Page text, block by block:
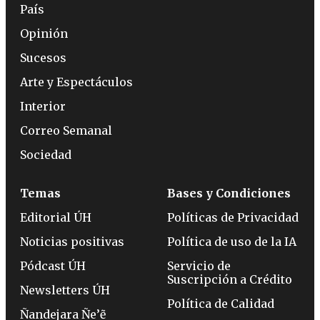
País
Opinión
Sucesos
Arte y Espectáculos
Interior
Correo Semanal
Sociedad
Temas
Editorial ÚH
Noticias positivas
Pódcast ÚH
Newsletters ÚH
Ñandejara Ñe’ẽ
Bases y Condiciones
Políticas de Privacidad
Política de uso de la IA
Servicio de
Suscripción a Crédito
Política de Calidad